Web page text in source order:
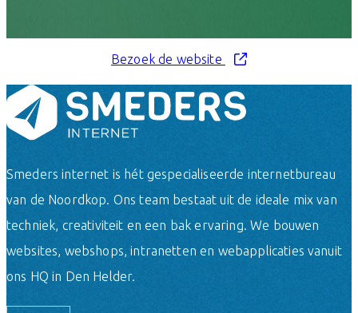
Bezoek de website
Smeders internet is hét gespecialiseerde internetbureau
van de Noordkop. Ons team bestaat uit de ideale mix van
techniek, creativiteit en een bak ervaring. We bouwen
websites, webshops, intranetten en webapplicaties vanuit
ons HQ in Den Helder.